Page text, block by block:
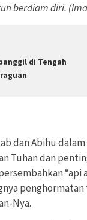
berdiam diri.
di Tengah
dan Abihu
Tuhan dan
Nya.